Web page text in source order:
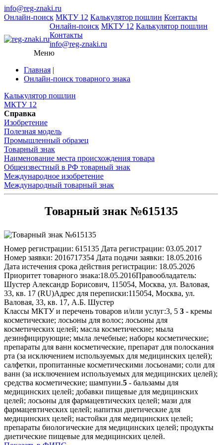
info@reg-znaki.ru
Онлайн-поиск МКТУ 12 Калькулятор пошлин Контакты
Онлайн-поиск МКТУ 12 Калькулятор пошлин
Контакты
info@reg-znaki.ru
Меню
Главная |
Онлайн-поиск товарного знака
Калькулятор пошлин
МКТУ 12
Справка
Изобретение
Полезная модель
Промышленный образец
Товарный знак
Наименование места происхождения товара
Общеизвестный в РФ товарный знак
Международное изобретение
Международный товарный знак
Товарный знак №615135
Номер регистрации: 615135 Дата регистрации: 03.05.2017
Номер заявки: 2016717354 Дата подачи заявки: 18.05.2016
Дата истечения срока действия регистрации: 18.05.2026
Приоритет товарного знака:18.05.2016Правообладатель:
Шустер Александр Борисович, 115054, Москва, ул. Валовая,
33, кв. 17 (RU)Адрес для переписки:115054, Москва, ул.
Валовая, 33, кв. 17, А.Б. Шустер
Классы МКТУ и перечень товаров и/или услуг:3, 5 3 - кремы
косметические; лосьоны для волос; лосьоны для
косметических целей; масла косметические; мыла
дезинфицирующие; мыла лечебные; наборы косметические;
препараты для ванн косметические, препарат для полоскания
рта (за исключением используемых для медицинских целей);
салфетки, пропитанные косметическими лосьонами; соли для
ванн (за исключением используемых для медицинских целей);
средства косметические; шампуни.5 - бальзамы для
медицинских целей; добавки пищевые для медицинских
целей; лосьоны для фармацевтических целей; мази для
фармацевтических целей; напитки диетические для
медицинских целей; настойки для медицинских целей;
препараты биологические для медицинских целей; продукты
диетические пищевые для медицинских целей.